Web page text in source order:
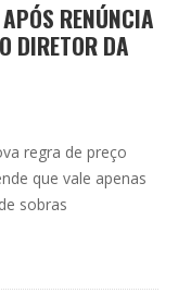
RENÚNCIA
DIRETOR DA
regra de preço
que vale apenas
sobras